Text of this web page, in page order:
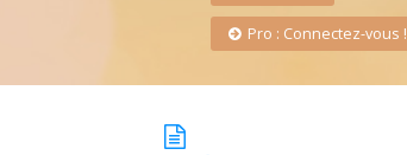
Pro : Connectez-vous !